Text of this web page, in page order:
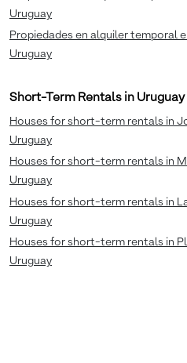
Uruguay
Propiedades en alquiler temporal
Uruguay
Short-Term Rentals in Uruguay
Houses for short-term rentals in
Uruguay
Houses for short-term rentals in
Uruguay
Houses for short-term rentals in
Uruguay
Houses for short-term rentals in
Uruguay